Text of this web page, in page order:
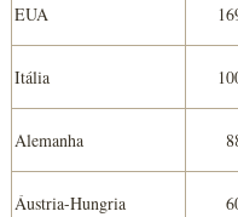
EUA
Itália
Alemanha
Áustria-Hungria